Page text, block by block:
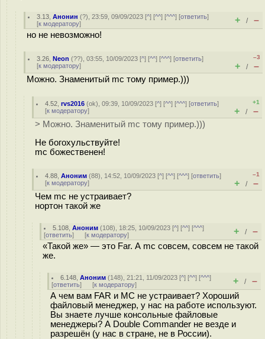
3.13 ,Анонин (?), 23:59, 09/09/2023 [^] [^^] [^^^] [ответить]
[к модератору] + / –
но не невозможно!
3.26 ,Neon (??), 03:55, 10/09/2023 [^] [^^] [^^^] [ответить]
[к модератору]
–3
+ / –
Можно. Знаменитый mc тому пример.)))
4.52 ,rvs2016 (ok), 09:39, 10/09/2023 [^] [^^] [^^^] [ответить]
[к модератору]
+1
+ / –
> Можно. Знаменитый mc тому пример.)))
Не богохульствуйте!
mc божественен!
4.88 ,Аноним (88), 14:52, 10/09/2023 [^] [^^] [^^^] [ответить]
[к модератору]
–1
+ / –
Чем mc не устраивает?
нортон такой же
5.108 ,Аноним (108), 18:25, 10/09/2023 [^] [^^] [^^^]
[ответить] [к модератору] + / –
«Такой же» — это Far. А mc совсем, совсем не такой
же.
6.148 ,Аноним (148), 21:21, 11/09/2023 [^] [^^] [^^^]
[ответить] [к модератору] + / –
А чем вам FAR и MC не устраивает? Хороший
файловый менеджер, у нас на работе используют.
Вы знаете лучше консольные файловые
менеджеры? А Double Commander не везде и
разрешён (у нас в стране, не в России).